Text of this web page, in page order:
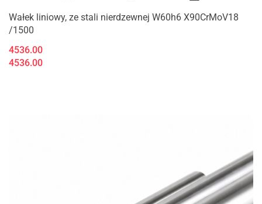
Wałek liniowy, ze stali nierdzewnej W60h6 X90CrMoV18
/1500
4536.00
4536.00